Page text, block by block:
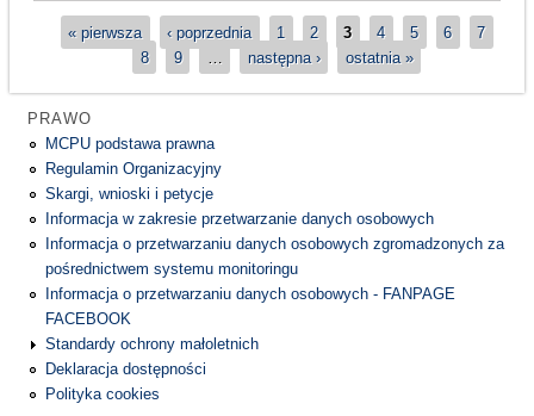
Strony« pierwsza ‹ poprzednia 1 2 3 4 5 6
7
8
9 następna › ostatnia »
PRAWO
MCPU podstawa prawna
Regulamin Organizacyjny
Skargi, wnioski i petycje
Informacja w zakresie przetwarzanie danych osobowych
Informacja o przetwarzaniu danych osobowych zgromadzonych za
pośrednictwem systemu monitoringu
Informacja o przetwarzaniu danych osobowych - FANPAGE
FACEBOOK
Standardy ochrony małoletnich
Deklaracja dostępności
Polityka cookies